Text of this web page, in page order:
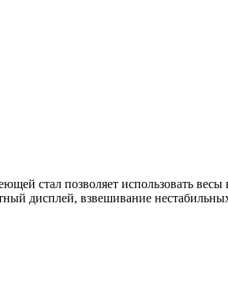
стал позволяет использовать
дисплей, взвешивание